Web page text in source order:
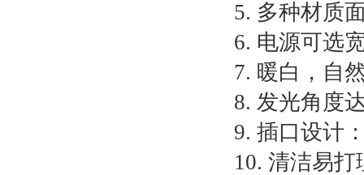
5. 多种材质
6. 电源可选
7. 暖白，自
8. 发光角度
9. 插口设计
10. 清洁易